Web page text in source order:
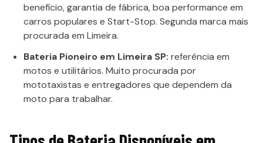
benefício, garantia de fábrica, boa performance em
carros populares e Start-Stop. Segunda marca mais
procurada em Limeira.
Bateria Pioneiro em Limeira SP: referência em
motos e utilitários. Muito procurada por
mototaxistas e entregadores que dependem da
moto para trabalhar.